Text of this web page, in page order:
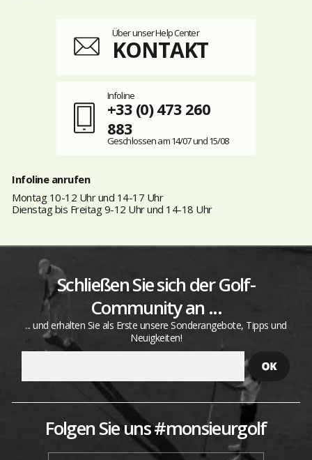
Über unser Help Center
KONTAKT
Infoline
+33 (0) 473 260
883
Geschlossen am 14/07 und 15/08
Infoline anrufen
Montag 10-12 Uhr und 14-17 Uhr
Dienstag bis Freitag 9-12 Uhr und 14-18 Uhr
Schließen Sie sich der Golf-
Community an ...
... und erhalten Sie als Erste unsere Sonderangebote, Tipps und
Neuigkeiten!
Folgen Sie uns #monsieurgolf